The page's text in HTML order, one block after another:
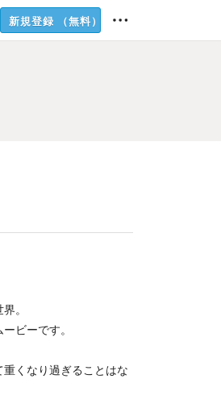
新規登録 （無料）
。
ビーです。
くなり過ぎることはな